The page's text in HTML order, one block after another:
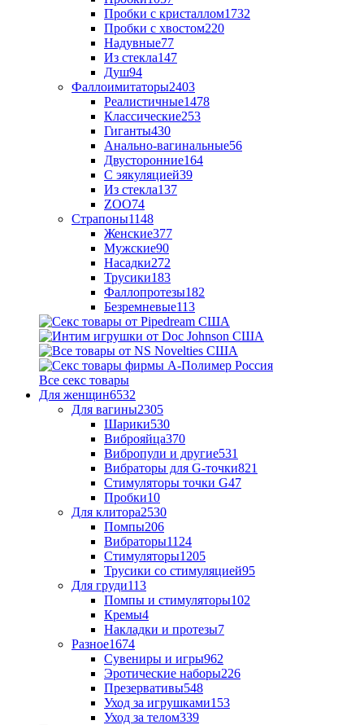
Пробки с кристаллом1732
Пробки с хвостом220
Надувные77
Из стекла147
Душ94
Фаллоимитаторы2403
Реалистичные1478
Классические253
Гиганты430
Анально-вагинальные56
Двусторонние164
С эякуляцией39
Из стекла137
ZOO74
Страпоны1148
Женские377
Мужские90
Насадки272
Трусики183
Фаллопротезы182
Безремневые113
Все секс товары
Для женщин6532
Для вагины2305
Шарики530
Виброяйца370
Вибропули и другие531
Вибраторы для G-точки821
Стимуляторы точки G47
Пробки10
Для клитора2530
Помпы206
Вибраторы1124
Стимуляторы1205
Трусики со стимуляцией95
Для груди113
Помпы и стимуляторы102
Кремы4
Накладки и протезы7
Разное1674
Сувениры и игры962
Эротические наборы226
Презервативы548
Уход за игрушками153
Уход за телом339